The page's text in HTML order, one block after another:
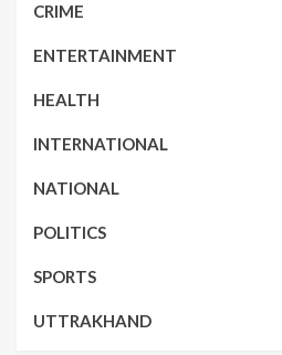
CRIME
ENTERTAINMENT
HEALTH
INTERNATIONAL
NATIONAL
POLITICS
SPORTS
UTTRAKHAND